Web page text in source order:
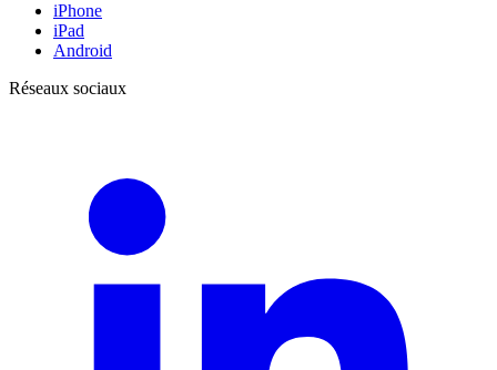
iPhone
iPad
Android
Réseaux sociaux